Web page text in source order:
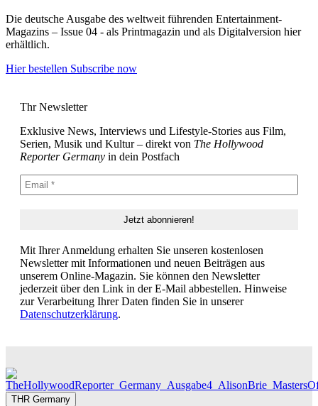
Die deutsche Ausgabe des weltweit führenden Entertainment-
Magazins – Issue 04 - als Printmagazin und als Digitalversion hier
erhältlich.
Hier bestellen Subscribe now
Thr Newsletter
Exklusive News, Interviews und Lifestyle-Stories aus Film,
Serien, Musik und Kultur – direkt von The Hollywood
Reporter Germany in dein Postfach
Mit Ihrer Anmeldung erhalten Sie unseren kostenlosen
Newsletter mit Informationen und neuen Beiträgen aus
unserem Online-Magazin. Sie können den Newsletter
jederzeit über den Link in der E-Mail abbestellen. Hinweise
zur Verarbeitung Ihrer Daten finden Sie in unserer
Datenschutzerklärung.
THR Germany